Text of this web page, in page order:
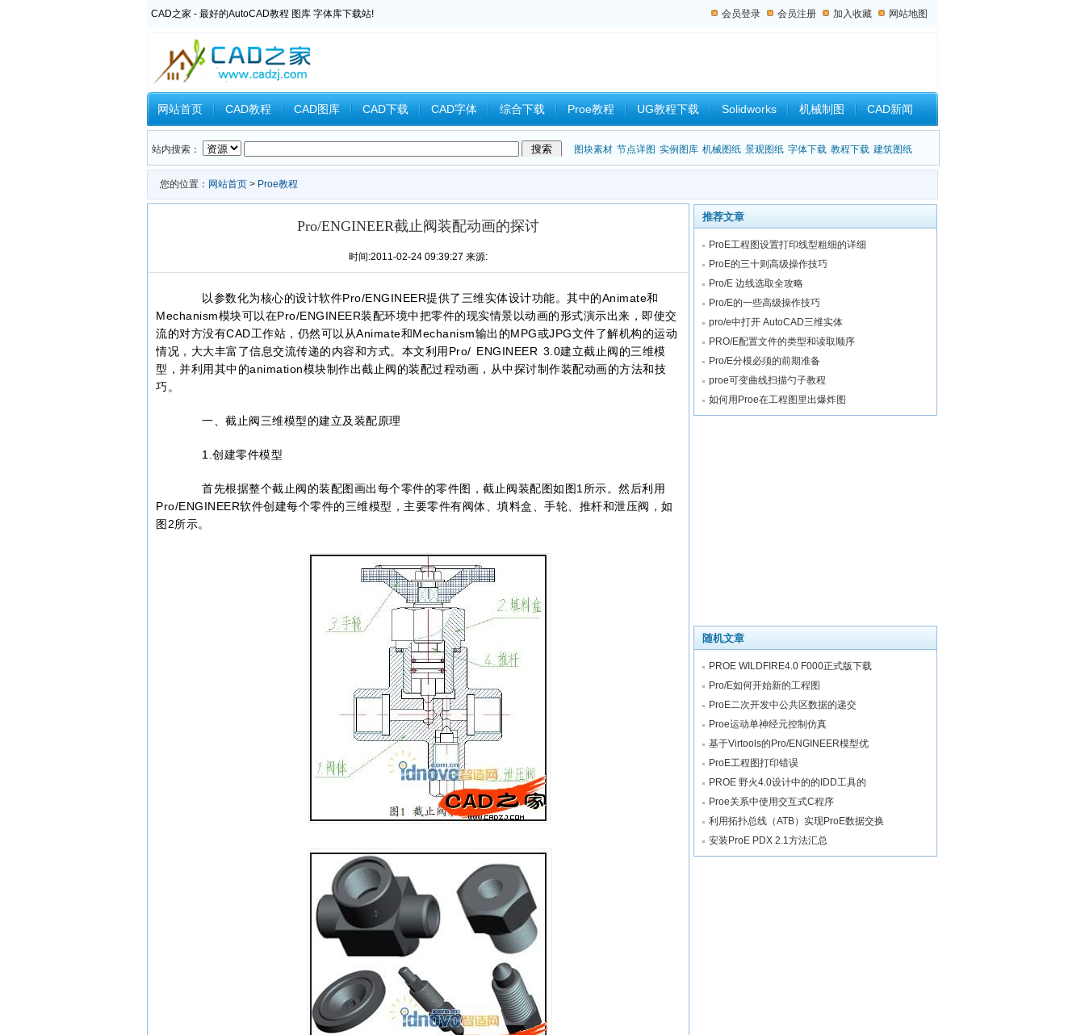
CAD之家 - 最好的AutoCAD教程 图库 字体库下载站! 会员登录 会员注册 加入收藏 网站地图
网站首页 CAD教程 CAD图库 CAD下载 CAD字体 综合下载 Proe教程 UG教程下载 Solidworks 机械制图 CAD新闻
Inventor教程 Ansys教程 CAXA教程 中望CAD Catia教程 CAD习题 CAM CAD2008 设计杂谈
站内搜索： 图块素材 节点详图 实例图库 机械图纸 景观图纸 字体下载 教程下载 建筑图纸
您的位置： 网站首页 > Proe教程
Pro/ENGINEER截止阀装配动画的探讨
时间:2011-02-24 09:39:27 来源:
以参数化为核心的设计软件Pro/ENGINEER提供了三维实体设计功能。其中的Animate和
Mechanism模块可以在Pro/ENGINEER装配环境中把零件的现实情景以动画的形式演示出来，即使交
流的对方没有CAD工作站，仍然可以从Animate和Mechanism输出的MPG或JPG文件了解机构的运动
情况，大大丰富了信息交流传递的内容和方式。本文利用Pro/ ENGINEER 3.0建立截止阀的三维模
型，并利用其中的animation模块制作出截止阀的装配过程动画，从中探讨制作装配动画的方法和技
巧。
一、截止阀三维模型的建立及装配原理
1.创建零件模型
首先根据整个截止阀的装配图画出每个零件的零件图，截止阀装配图如图1所示。然后利用
Pro/ENGINEER软件创建每个零件的三维模型，主要零件有阀体、填料盒、手轮、推杆和泄压阀，如
图2所示。
推荐文章
ProE工程图设置打印线型粗细的详细
ProE的三十则高级操作技巧
Pro/E 边线选取全攻略
Pro/E的一些高级操作技巧
pro/e中打开 AutoCAD三维实体
PRO/E配置文件的类型和读取顺序
Pro/E分模必须的前期准备
proe可变曲线扫描勺子教程
如何用Proe在工程图里出爆炸图
随机文章
PROE WILDFIRE4.0 F000正式版下载
Pro/E如何开始新的工程图
ProE二次开发中公共区数据的递交
Proe运动单神经元控制仿真
基于Virtools的Pro/ENGINEER模型优
ProE工程图打印错误
PROE 野火4.0设计中的的IDD工具的
Proe关系中使用交互式C程序
利用拓扑总线（ATB）实现ProE数据交换
安装ProE PDX 2.1方法汇总